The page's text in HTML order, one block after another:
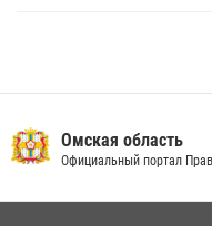
Росгвардия обеспечила
музея «Поезд Победы» в
Омская область
Официальный портал